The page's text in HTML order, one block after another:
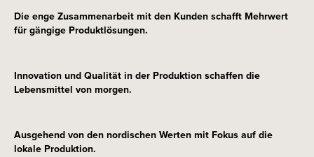
Die enge Zusammenarbeit mit den Kunden schafft Mehrwert
für gängige Produktlösungen.
Innovation und Qualität in der Produktion schaffen die
Lebensmittel von morgen.
Ausgehend von den nordischen Werten mit Fokus auf die
lokale Produktion.